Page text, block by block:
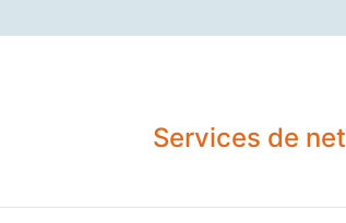
Services de